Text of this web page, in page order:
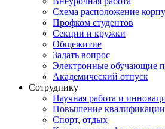
Схема расположение
Профком студентов
Секции и кружки
Общежитие
Задать вопрос
Электронные обучающие
Академический отпуск
Сотруднику
Научная работа и
Повышение
Спорт, отдых